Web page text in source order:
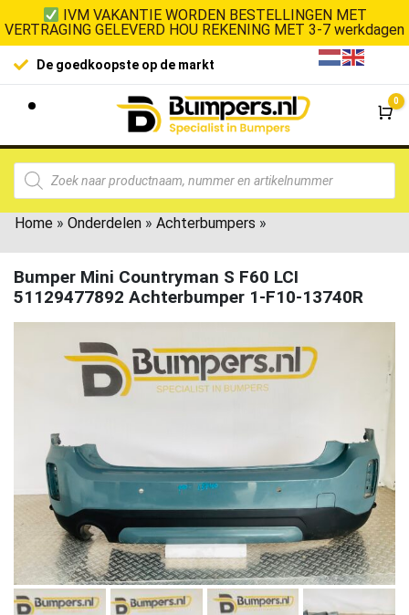
IVM VAKANTIE WORDEN BESTELLINGEN MET
VERTRAGING GELEVERD HOU REKENING MET 3-7 werkdagen
De goedkoopste op de markt
0
Home » Onderdelen » Achterbumpers »
Bumper Mini Countryman S F60 LCI
51129477892 Achterbumper 1-F10-13740R